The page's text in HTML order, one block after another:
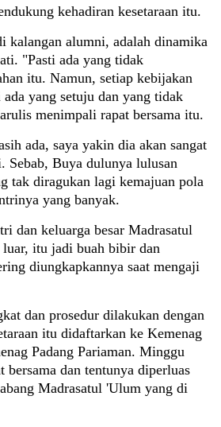
kehadiran kesetaraan itu.
kalangan alumni, adalah dinamika
"Pasti ada yang tidak
itu. Namun, setiap kebijakan
yang setuju dan yang tidak
menimpali rapat bersama itu.
ada, saya yakin dia akan sangat
Sebab, Buya dulunya lulusan
tak diragukan lagi kemajuan pola
yang banyak.
dan keluarga besar Madrasatul
itu jadi buah bibir dan
diungkapkannya saat mengaji
dan prosedur dilakukan dengan
itu didaftarkan ke Kemenag
Padang Pariaman. Minggu
bersama dan tentunya diperluas
Madrasatul 'Ulum yang di